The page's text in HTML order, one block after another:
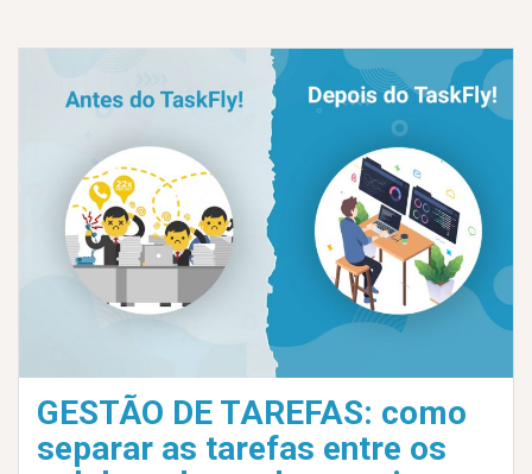
GESTÃO DE TAREFAS: como
separar as tarefas entre os